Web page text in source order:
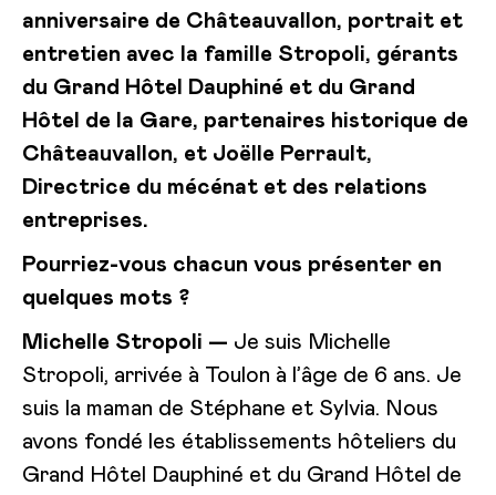
anniversaire de Châteauvallon, portrait et
entretien avec la famille Stropoli, gérants
du Grand Hôtel Dauphiné et du Grand
Hôtel de la Gare, partenaires historique de
Châteauvallon, et Joëlle Perrault,
Directrice du mécénat et des relations
entreprises.
Pourriez-vous chacun vous présenter en
quelques mots ?
Michelle Stropoli — Je suis Michelle
Stropoli, arrivée à Toulon à l’âge de 6 ans. Je
suis la maman de Stéphane et Sylvia. Nous
avons fondé les établissements hôteliers du
Grand Hôtel Dauphiné et du Grand Hôtel de